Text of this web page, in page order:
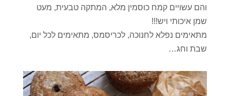
והם עשויים קמח כוסמין מלא, המתקה טבעית, מעט
שמן איכותי ויש!!!
מתאימים נפלא לחנוכה, לכריסמס, מתאימים לכל יום,
שבת וחג…